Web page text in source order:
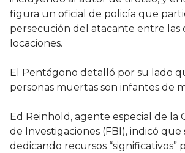
figura un oficial de policía que
persecución del atacante entre las
locaciones.
El Pentágono detalló por su lado
personas muertas son infantes de
Ed Reinhold, agente especial de la
de Investigaciones (FBI), indicó que
dedicando recursos “significativos”